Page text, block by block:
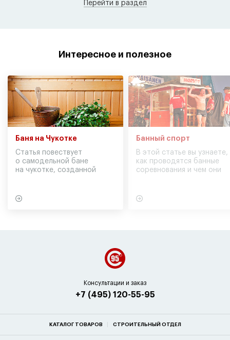
Перейти в раздел
Интересное и полезное
Баня на Чукотке
Статья повествует
о самодельной бане
на чукотке, созданной
Банный спорт
В этой статье вы узнаете,
как проводятся банные
соревнования и чем они
Консультации и заказ
+7 (495) 120-55-95
КАТАЛОГ ТОВАРОВ СТРОИТЕЛЬНЫЙ ОТДЕЛ